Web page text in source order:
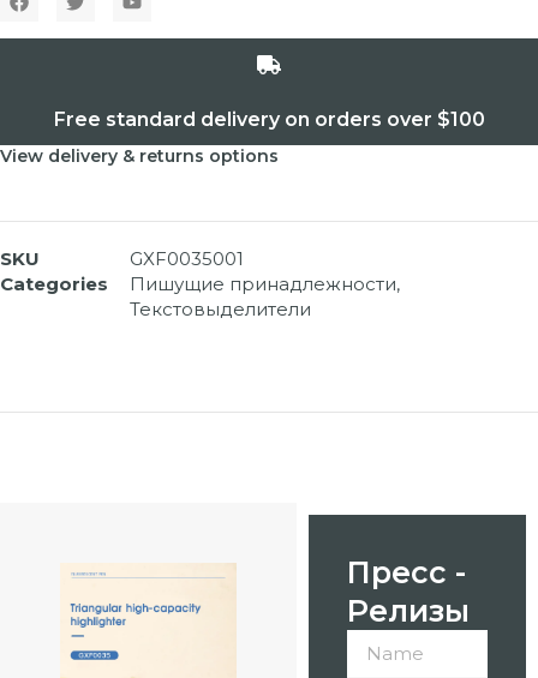
Free standard delivery on orders over $100
View delivery & returns options
SKU
GXF0035001
Categories
Пишущие принадлежности,
Текстовыделители
Пресс -
Релизы